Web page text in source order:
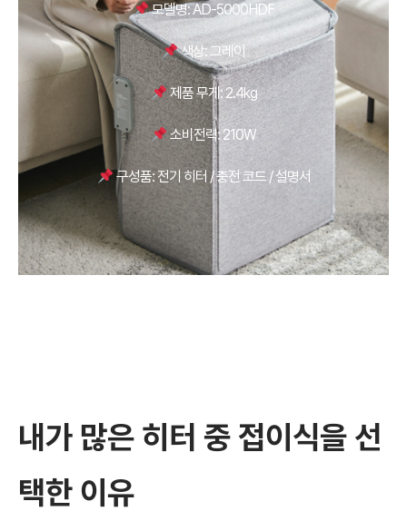
모델명: AD-5000HDF
색상: 그레이
제품 무게: 2.4kg
소비전력: 210W
구성품: 전기 히터 / 충전 코드 / 설명서
내가 많은 히터 중 접이식을 선
택한 이유